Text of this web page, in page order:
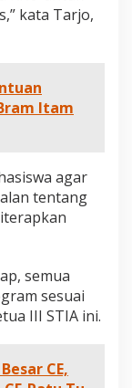
kata Tarjo,
Itam
agar
tentang
semua
sesuai
III STIA ini.
CE,